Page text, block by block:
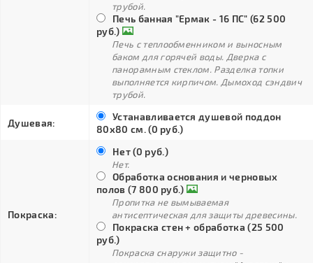
трубой.
Печь банная "Ермак - 16 ПС" (62 500
руб.)
Печь с теплообменником и выносным
баком для горячей воды. Дверка с
панорамным стеклом. Разделка топки
выполняется кирпичом. Дымоход сэндвич
трубой.
Душевая:
Устанавливается душевой поддон
80х80 см. (0 руб.)
Покраска:
Нет (0 руб.)
Нет.
Обработка основания и черновых
полов (7 800 руб.)
Пропитка не вымываемая
антисептическая для защиты древесины.
Покраска стен + обработка (25 500
руб.)
Покраска снаружи защитно -